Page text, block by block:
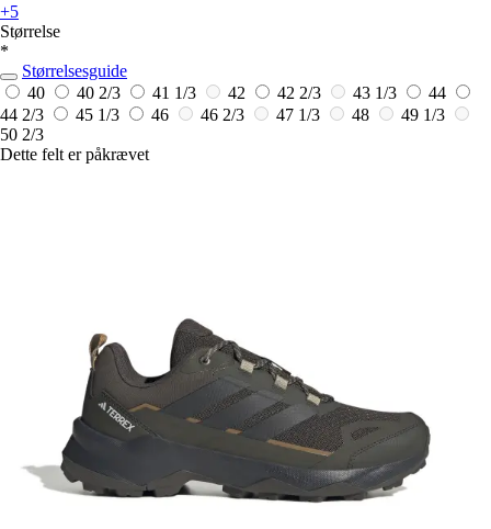
+5
Størrelse
*
Størrelsesguide
40
40 2/3 41 1/3 42 42 2/3 43 1/3
44
44 2/3
45 1/3 46 46 2/3 47 1/3 48
49 1/3
50 2/3
Dette felt er påkrævet